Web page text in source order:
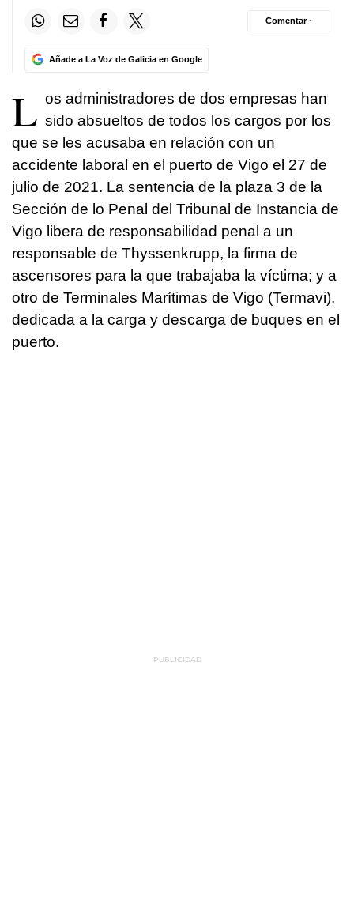
Añade a La Voz de Galicia en Google
Comentar ·
L os administradores de dos empresas han
sido absueltos de todos los cargos por los
que se les acusaba en relación con un
accidente laboral en el puerto de Vigo el 27 de
julio de 2021. La sentencia de la plaza 3 de la
Sección de lo Penal del Tribunal de Instancia de
Vigo libera de responsabilidad penal a un
responsable de Thyssenkrupp, la firma de
ascensores para la que trabajaba la víctima; y a
otro de Terminales Marítimas de Vigo (Termavi),
dedicada a la carga y descarga de buques en el
puerto.